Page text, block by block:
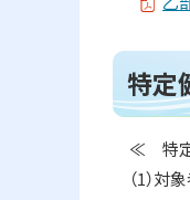
ッ
に
戻
特定
≪ 特定
（1）対